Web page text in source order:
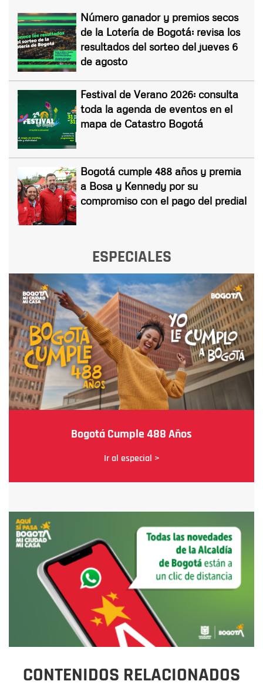
Número ganador y premios secos
de la Lotería de Bogotá: revisa los
resultados del sorteo del jueves 6
de agosto
Festival de Verano 2026: consulta
toda la agenda de eventos en el
mapa de Catastro Bogotá
Bogotá cumple 488 años y premia
a Bosa y Kennedy por su
compromiso con el pago del predial
ESPECIALES
Bogotá Cumple 488 Años
Ir al especial >
CONTENIDOS RELACIONADOS